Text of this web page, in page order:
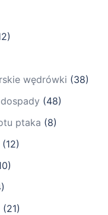
wędrówki (38)
(48)
ptaka (8)
(12)
(21)